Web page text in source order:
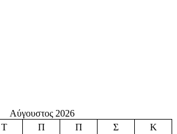
Αύγουστος 2026
Τ Π Π Σ Κ